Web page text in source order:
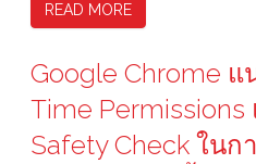
READ MORE
Google Chrome แ
Time Permissions
Safety Check ในก